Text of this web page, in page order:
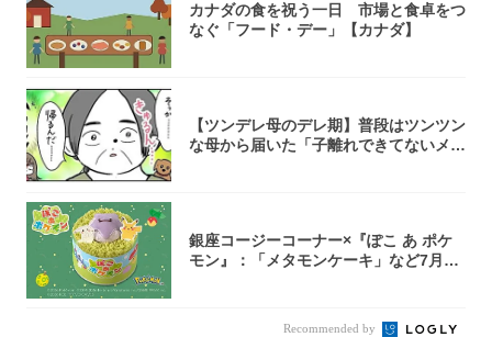
カナダの食を祝う一日 市場と食卓をつ
なぐ「フード・デー」【カナダ】
【ツンデレ母のデレ期】普段はツンツン
な母から届いた「子離れできてないメー
銀座コージーコーナー×『ぽこ あ ポケ
モン』：「メタモンケーキ」など7月31
Recommended by